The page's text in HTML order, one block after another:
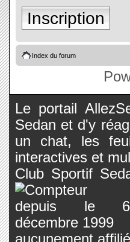
Inscription
Index du forum
Le portail
Sedan et d'y
un chat, les
interactives et
Club Sportif
aucunement